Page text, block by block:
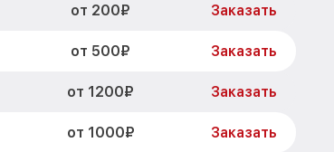
от 200₽ Заказать
от 500₽ Заказать
от 1200₽ Заказать
от 1000₽ Заказать